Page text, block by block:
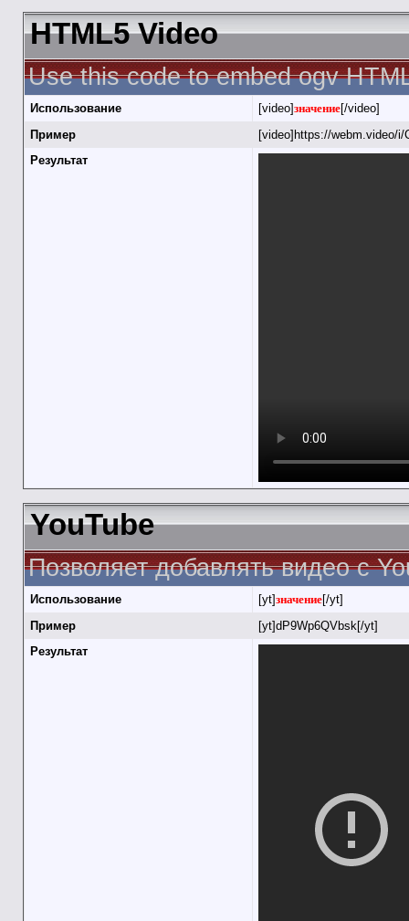
HTML5 Video
Use this code to embed ogv
Использование [video]значение[/video]
Пример
[video]https://webm.video/
Результат
YouTube
Позволяет добавлять видео с
Использование [yt]значение[/yt]
Пример
[yt]dP9Wp6QVbsk[/yt]
Результат